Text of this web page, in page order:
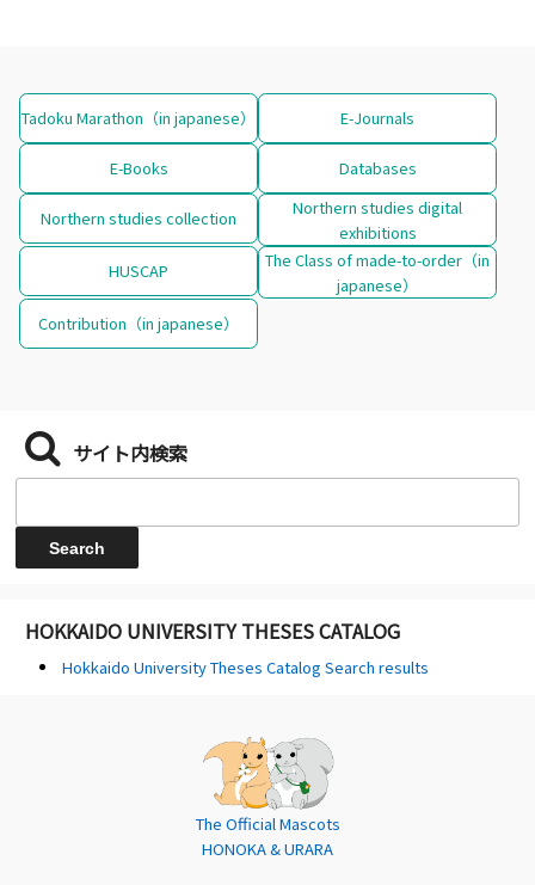
Tadoku Marathon（in japanese） E-Journals
E-Books Databases
Northern studies collection
Northern studies digital
exhibitions
HUSCAP
The Class of made-to-order（in
japanese）
Contribution（in japanese）
サイト内検索
HOKKAIDO UNIVERSITY THESES CATALOG
Hokkaido University Theses Catalog Search results
The Official Mascots
HONOKA & URARA